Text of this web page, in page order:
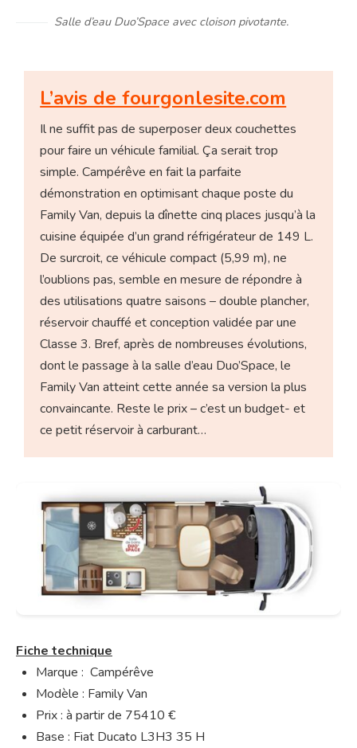
Salle d’eau Duo’Space avec cloison pivotante.
L’avis de fourgonlesite.com
Il ne suffit pas de superposer deux couchettes
pour faire un véhicule familial. Ça serait trop
simple. Campérêve en fait la parfaite
démonstration en optimisant chaque poste du
Family Van, depuis la dînette cinq places jusqu’à la
cuisine équipée d’un grand réfrigérateur de 149 L.
De surcroit, ce véhicule compact (5,99 m), ne
l’oublions pas, semble en mesure de répondre à
des utilisations quatre saisons – double plancher,
réservoir chauffé et conception validée par une
Classe 3. Bref, après de nombreuses évolutions,
dont le passage à la salle d’eau Duo’Space, le
Family Van atteint cette année sa version la plus
convaincante. Reste le prix – c’est un budget- et
ce petit réservoir à carburant…
Fiche technique
Marque : Campérêve
Modèle : Family Van
Prix : à partir de 75410 €
Base : Fiat Ducato L3H3 35 H